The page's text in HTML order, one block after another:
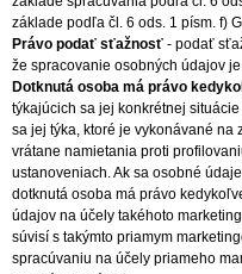
základe podľa čl. 6 ods. 1 písm. f)
Právo podať sťažnosť - podať
že spracovanie osobných údajov je
Dotknutá osoba má právo
týkajúcich sa jej konkrétnej
sa jej týka, ktoré je vykonávané na
vrátane namietania proti
ustanoveniach. Ak sa osobné
dotknutá osoba má právo
údajov na účely takéhoto
súvisí s takýmto priamym
spracúvaniu na účely priameho